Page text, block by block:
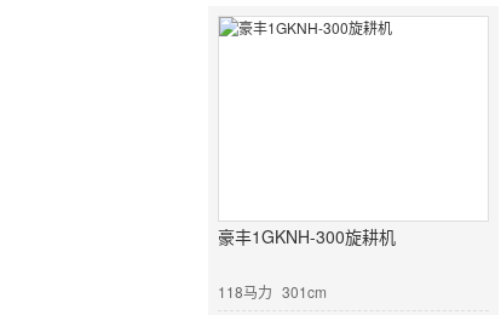
豪丰1GKNH-300旋耕机
118马力 301cm